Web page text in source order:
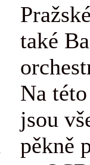
také
Na
jsou
pěkně